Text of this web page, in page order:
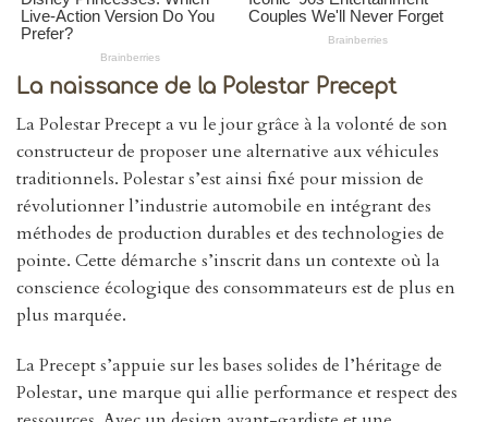
La naissance de la Polestar Precept
La Polestar Precept a vu le jour grâce à la volonté de son
constructeur de proposer une alternative aux véhicules
traditionnels. Polestar s’est ainsi fixé pour mission de
révolutionner l’industrie automobile en intégrant des
méthodes de production durables et des technologies de
pointe. Cette démarche s’inscrit dans un contexte où la
conscience écologique des consommateurs est de plus en
plus marquée.
La Precept s’appuie sur les bases solides de l’héritage de
Polestar, une marque qui allie performance et respect des